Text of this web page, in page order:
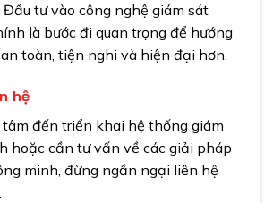
tư vào công nghệ giám sát
là bước đi quan trọng để hướng
toàn, tiện nghi và hiện đại hơn.
hệ
tâm đến triển khai hệ thống giám
hoặc cần tư vấn về các giải pháp
minh, đừng ngần ngại liên hệ